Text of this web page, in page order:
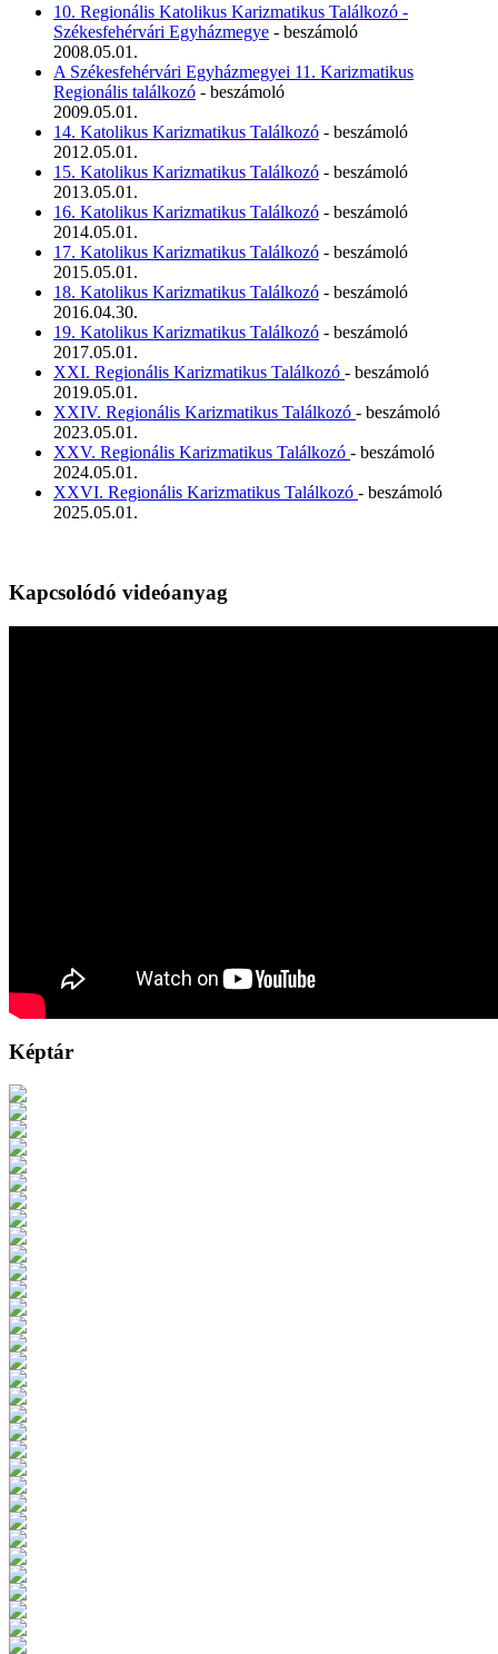
10. Regionális Katolikus Karizmatikus Találkozó -
Székesfehérvári Egyházmegye - beszámoló
2008.05.01.
A Székesfehérvári Egyházmegyei 11. Karizmatikus
Regionális találkozó - beszámoló
2009.05.01.
14. Katolikus Karizmatikus Találkozó - beszámoló
2012.05.01.
15. Katolikus Karizmatikus Találkozó - beszámoló
2013.05.01.
16. Katolikus Karizmatikus Találkozó - beszámoló
2014.05.01.
17. Katolikus Karizmatikus Találkozó - beszámoló
2015.05.01.
18. Katolikus Karizmatikus Találkozó - beszámoló
2016.04.30.
19. Katolikus Karizmatikus Találkozó - beszámoló
2017.05.01.
XXI. Regionális Karizmatikus Találkozó - beszámoló
2019.05.01.
XXIV. Regionális Karizmatikus Találkozó - beszámoló
2023.05.01.
XXV. Regionális Karizmatikus Találkozó - beszámoló
2024.05.01.
XXVI. Regionális Karizmatikus Találkozó - beszámoló
2025.05.01.
Kapcsolódó videóanyag
Képtár